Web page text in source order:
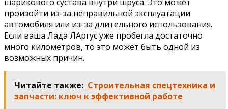
шарикового сустава внутри шруса. Это может
произойти из-за неправильной эксплуатации
автомобиля или из-за длительного использования.
Если ваша Лада ЛАргус уже пробегла достаточно
много километров, то это может быть одной из
возможных причин.
Читайте также: Строительная спецтехника и
запчасти: ключ к эффективной работе